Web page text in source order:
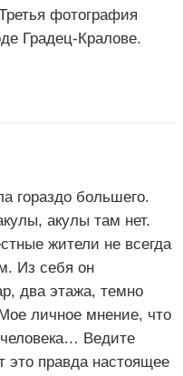
фотография
Градец-Кралове.
гораздо большего.
акулы там нет.
жители не всегда
Из себя он
два этажа, темно
личное мнение, что
Ведите
это правда настоящее